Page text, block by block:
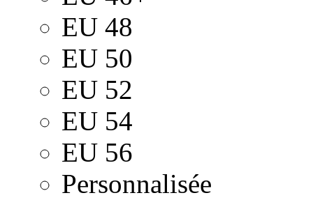
EU 48
EU 50
EU 52
EU 54
EU 56
Personnalisée